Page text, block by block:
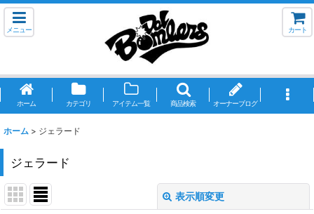
メニュー カート
ホーム カテゴリ アイテム一覧 商品検索 オーナーブログ
ホーム > ジェラード
ジェラード
表示順変更